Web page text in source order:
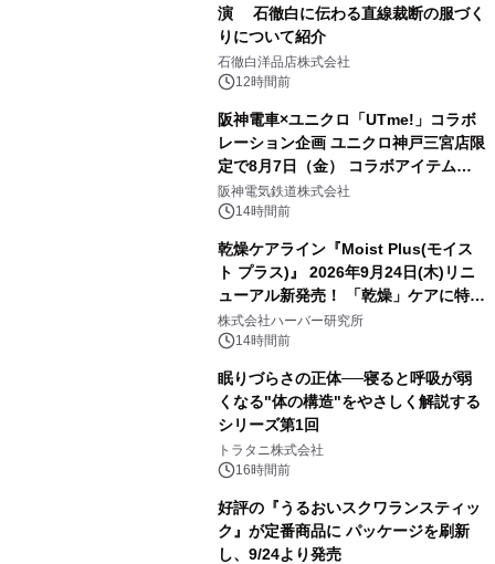
演 石徹白に伝わる直線裁断の服づく
りについて紹介
石徹白洋品店株式会社
12時間前
阪神電車×ユニクロ「UTme!」コラボ
レーション企画 ユニクロ神戸三宮店限
定で8月7日（金） コラボアイテムが
発売決定！
阪神電気鉄道株式会社
14時間前
乾燥ケアライン『Moist Plus(モイス
ト プラス)』 2026年9月24日(木)リニ
ューアル新発売！ 「乾燥」ケアに特化
し、ライン使いで潤いに満ちた肌へ
株式会社ハーバー研究所
14時間前
眠りづらさの正体──寝ると呼吸が弱
くなる"体の構造"をやさしく解説する
シリーズ第1回
トラタニ株式会社
16時間前
好評の『うるおいスクワランスティッ
ク』が定番商品に パッケージを刷新
し、9/24より発売